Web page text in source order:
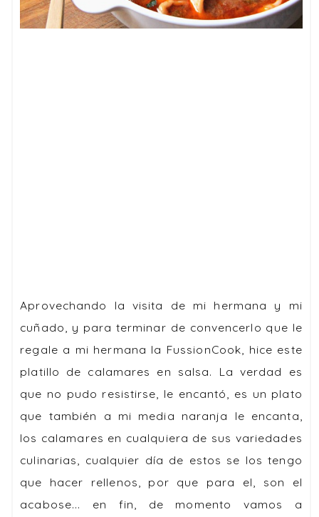
Aprovechando la visita de mi hermana y mi
cuñado, y para terminar de convencerlo que le
regale a mi hermana la FussionCook, hice este
platillo de calamares en salsa. La verdad es
que no pudo resistirse, le encantó, es un plato
que también a mi media naranja le encanta,
los calamares en cualquiera de sus variedades
culinarias, cualquier día de estos se los tengo
que hacer rellenos, por que para el, son el
acabose... en fin, de momento vamos a